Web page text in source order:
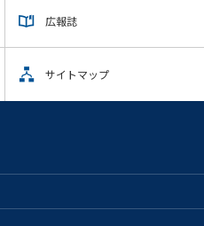
広報誌
サイトマップ